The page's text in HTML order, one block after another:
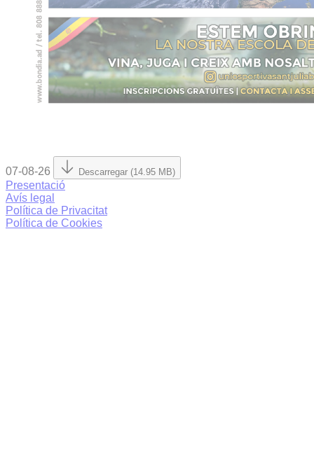
07-08-26 Descarregar (14.95 MB)
Presentació
Avís legal
Política de Privacitat
Política de Cookies